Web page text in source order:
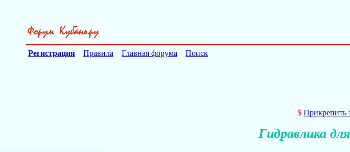
Регистрация Правила Главная форума Поиск
$ Прикрепить
Гидравлика